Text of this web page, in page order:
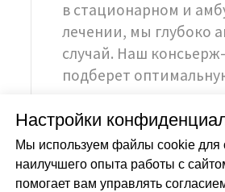
Настройки
Мы используем файлы cookie для
наилучшего опыта работы с
помогает вам управлять